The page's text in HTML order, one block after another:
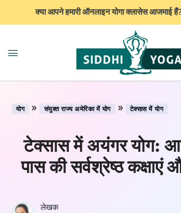
क्या आपने हमारी ऑनलाइन योगा क्लासेस आजमाई
योग » संयुक्त राज्य अमेरिका में योग » टेक्सास में योग
टेक्सास में अयंगर योग:
पास की सर्वश्रेष्ठ कक्षाएं
लेखक